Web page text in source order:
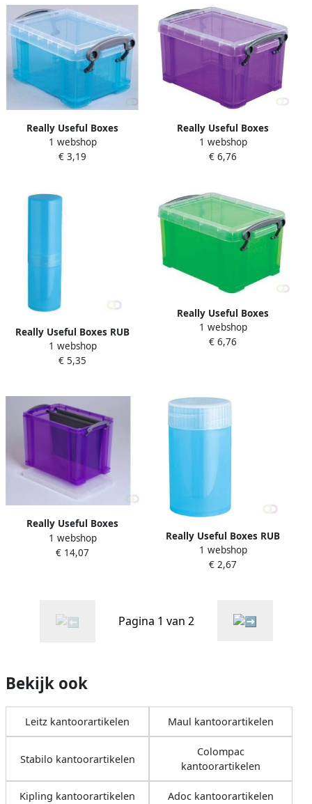
Really Useful Boxes
visitekaartenhouder
felblauw
1 webshop
€ 3,19
Really Useful Boxes
transparante opbergdoos 1
6 l paars
1 webshop
€ 6,76
Really Useful Boxes RUB
opbergdoos 0 32 l blauw
1 webshop
€ 5,35
Really Useful Boxes
transparante opbergdoos 1
6 l groen
1 webshop
€ 6,76
Really Useful Boxes
Opbergdoos 5 l
1 webshop
€ 14,07
Really Useful Boxes RUB
opbergdoos 0 15 l blauw
1 webshop
€ 2,67
Pagina 1 van 2
Bekijk ook
Leitz kantoorartikelen Maul kantoorartikelen
Stabilo kantoorartikelen
Colompac
kantoorartikelen
Kipling kantoorartikelen Adoc kantoorartikelen